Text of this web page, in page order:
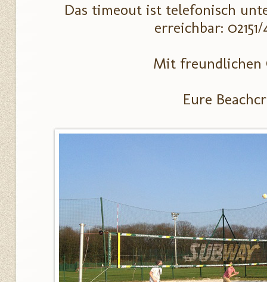
Das timeout ist telefonisch
erreichbar: 02151/
Mit freundlichen
Eure